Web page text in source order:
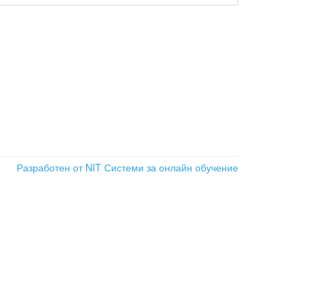
Разработен от NIT Системи за онлайн обучение